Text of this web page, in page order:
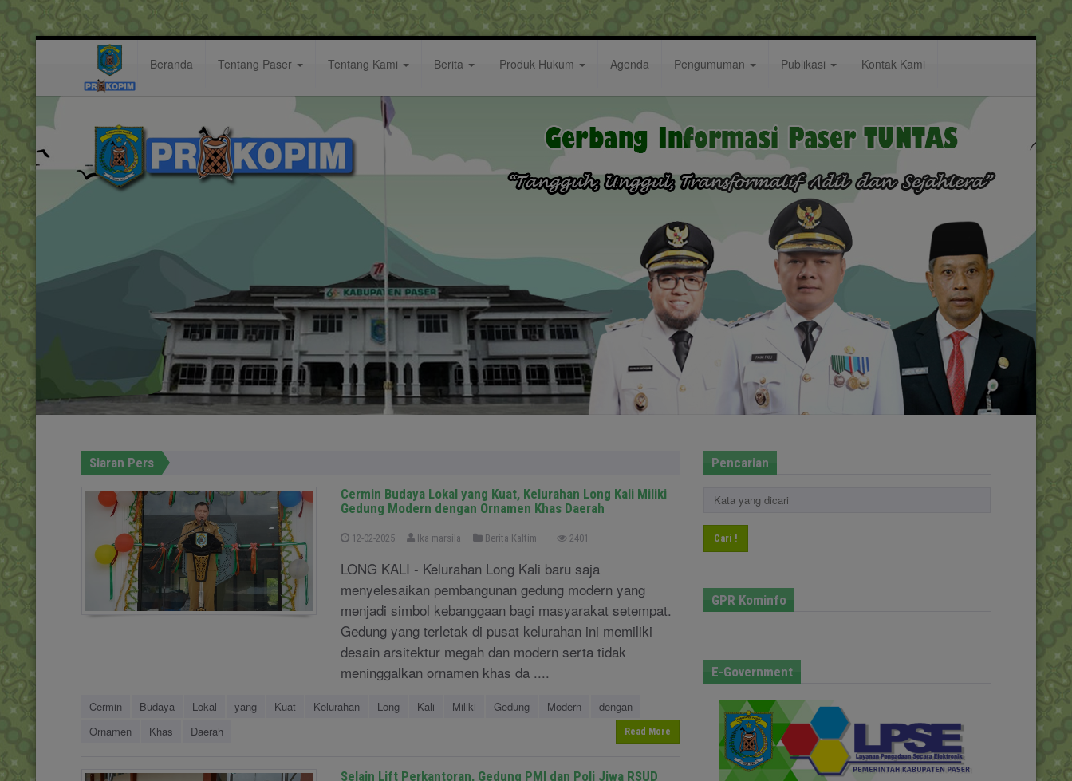
Beranda Tentang Paser Tentang Kami Berita Produk Hukum Agenda Pengumuman Publikasi Kontak Kami
Hastag:
Siaran Pers
Cermin Budaya Lokal yang Kuat, Kelurahan Long Kali Miliki
Gedung Modern dengan Ornamen Khas Daerah
12-02-2025 Ika marsila Berita Kaltim 2401
LONG KALI - Kelurahan Long Kali baru saja
menyelesaikan pembangunan gedung modern yang
menjadi simbol kebanggaan bagi masyarakat setempat.
Gedung yang terletak di pusat kelurahan ini memiliki
desain arsitektur megah dan modern serta tidak
meninggalkan ornamen khas da ....
Cermin Budaya Lokal yang Kuat Kelurahan Long Kali Miliki Gedung Modern
dengan
Ornamen
Khas Daerah Read More
Selain Lift Perkantoran, Gedung PMI dan Poli Jiwa RSUD
Pencarian
Cari !
GPR Kominfo
E-Government